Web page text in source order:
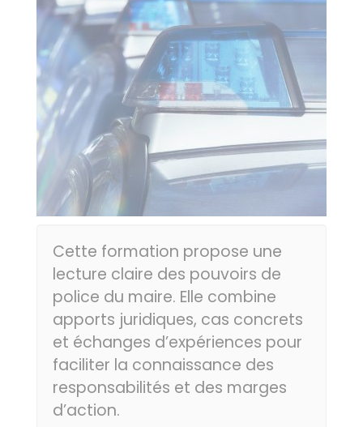
Cette formation propose une
lecture claire des pouvoirs de
police du maire. Elle combine
apports juridiques, cas concrets
et échanges d’expériences pour
faciliter la connaissance des
responsabilités et des marges
d’action.